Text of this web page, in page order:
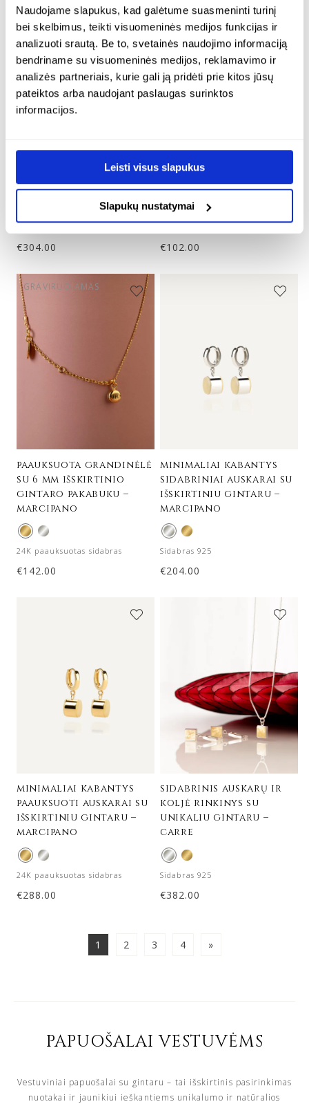
Naudojame slapukus, kad galėtume suasmeninti turinį
bei skelbimus, teikti visuomeninės medijos funkcijas ir
analizuoti srautą. Be to, svetainės naudojimo informaciją
bendriname su visuomeninės medijos, reklamavimo ir
analizės partneriais, kurie gali ją pridėti prie kitos jūsų
pateiktos arba naudojant paslaugas surinktos
informacijos.
Leisti visus slapukus
Slapukų nustatymai
kabantys auskarai su
išskirtiniu gintaru –
marcipano
€304.00
gintaro pakabuku –
marcipano
€102.00
GRAVIRUOJAMAS
paauksuota grandinėlė
su 6 mm išskirtinio
gintaro pakabuku –
marcipano
24K paauksuotas sidabras
€142.00
minimaliai kabantys
sidabriniai auskarai su
išskirtiniu gintaru –
marcipano
Sidabras 925
€204.00
minimaliai kabantys
paauksuoti auskarai su
išskirtiniu gintaru –
marcipano
24K paauksuotas sidabras
€288.00
sidabrinis auskarų ir
koljė rinkinys su
unikaliu gintaru –
carre
Sidabras 925
€382.00
1 2 3 4 »
PAPUOŠALAI VESTUVĖMS
Vestuviniai papuošalai su gintaru – tai išskirtinis pasirinkimas
nuotakai ir jaunikiui ieškantiems unikalumo ir natūralios